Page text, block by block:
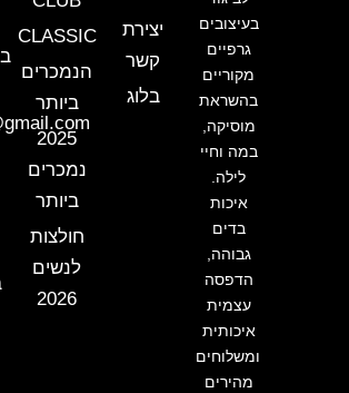
בדגמים עם מידות:בחר מידה ובחר
הוספה לסל. אם אתה רוצה לוק רחב יותר
שתיתן את הווייב האוברסייז שאתה אוהב.
פשוט לבחור ולהוסיף
בבגדי ים לגברים:
בחר מידה נוחה במותן
לעבוד בשבילך.
מוכן לשדרג את הסטייל שלך?
בעיצובים
גרפיים
מקוריים
בהשראת
מוסיקה,
במה וחיי
לילה.
איכות
בדים
גבוהה,
הדפסה
עצמית
איכותית
ומשלוחים
מהירים
יצירת
קשר
בלוג
CLASSIC
הנמכרים
ביותר
2025
נמכרים
ביותר
חולצות
לנשים
2026